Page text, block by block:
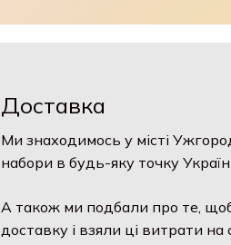
Доставка
Ми знаходимось у місті
набори в будь-яку точку
А також ми подбали про те,
доставку і взяли ці витрати на